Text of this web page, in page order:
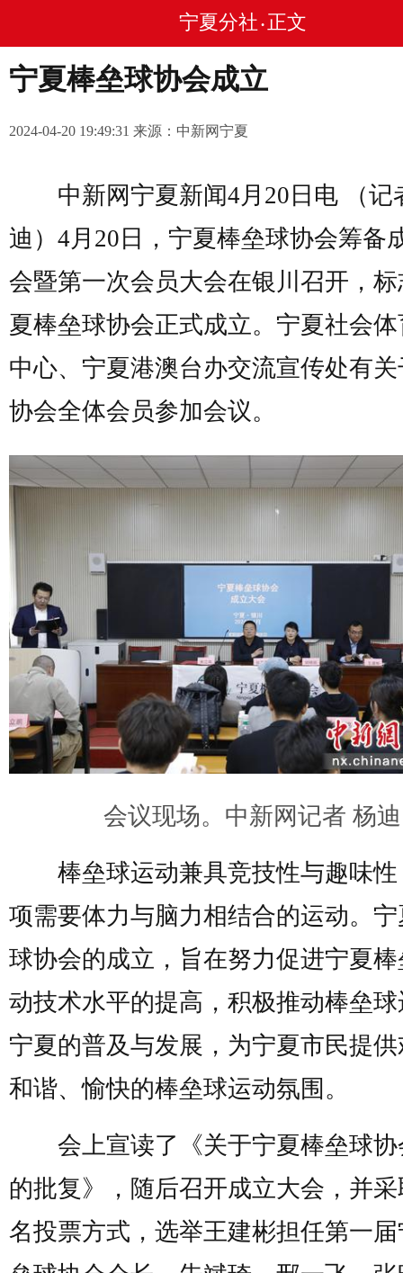
宁夏分社 • 正文
宁夏棒垒球协会成立
2024-04-20 19:49:31 来源：中新网宁夏
中新网宁夏新闻4月20日电 （记
迪）4月20日，宁夏棒垒球协会筹备
会暨第一次会员大会在银川召开，
夏棒垒球协会正式成立。宁夏社会
中心、宁夏港澳台办交流宣传处有
协会全体会员参加会议。
会议现场。中新网记者 杨
棒垒球运动兼具竞技性与趣味性
项需要体力与脑力相结合的运动。
球协会的成立，旨在努力促进宁夏
动技术水平的提高，积极推动棒垒
宁夏的普及与发展，为宁夏市民提
和谐、愉快的棒垒球运动氛围。
会上宣读了《关于宁夏棒垒球协
的批复》，随后召开成立大会，并
名投票方式，选举王建彬担任第一